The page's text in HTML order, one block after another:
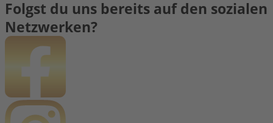
Folgst du uns bereits auf den sozialen
Netzwerken?